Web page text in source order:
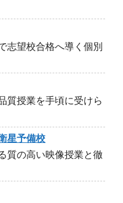
志望校合格へ導く個別
質授業を手頃に受けら
星予備校
質の高い映像授業と徹